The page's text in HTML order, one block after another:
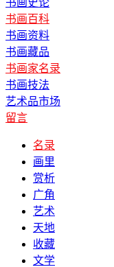
书画百科
书画资料
书画藏品
书画家名录
书画技法
艺术品市场
留言
名录
画里
赏析
广角
艺术
天地
收藏
文学